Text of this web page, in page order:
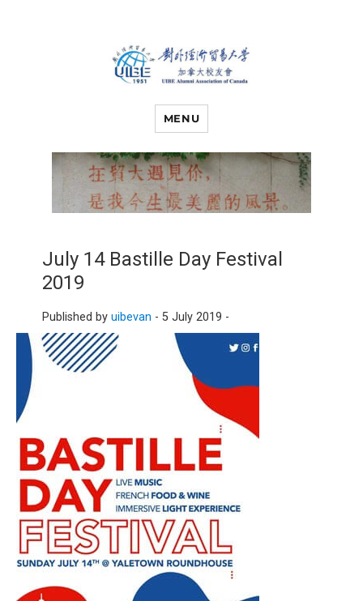
对外经济贸易
大学加拿大校
友会
MENU
July 14 Bastille Day Festival
2019
Published by uibevan - 5 July 2019 -